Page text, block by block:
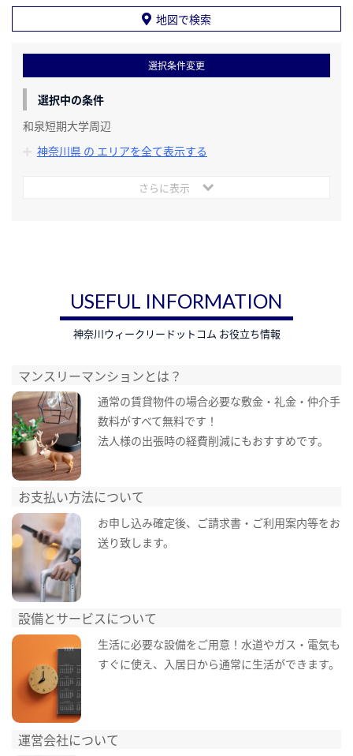
地図で検索
選択条件変更
選択中の条件
和泉短期大学周辺
神奈川県 の エリアを全て表示する
さらに表示
USEFUL INFORMATION
神奈川ウィークリードットコム お役立ち情報
マンスリーマンションとは？
通常の賃貸物件の場合必要な敷金・礼金・仲介手
数料がすべて無料です！
法人様の出張時の経費削減にもおすすめです。
お支払い方法について
お申し込み確定後、ご請求書・ご利用案内等をお
送り致します。
設備とサービスについて
生活に必要な設備をご用意！水道やガス・電気も
すぐに使え、入居日から通常に生活ができます。
運営会社について